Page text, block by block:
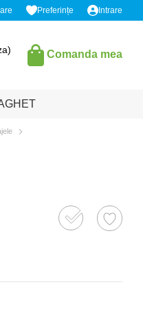
Preferințe Intrare
Comanda mea